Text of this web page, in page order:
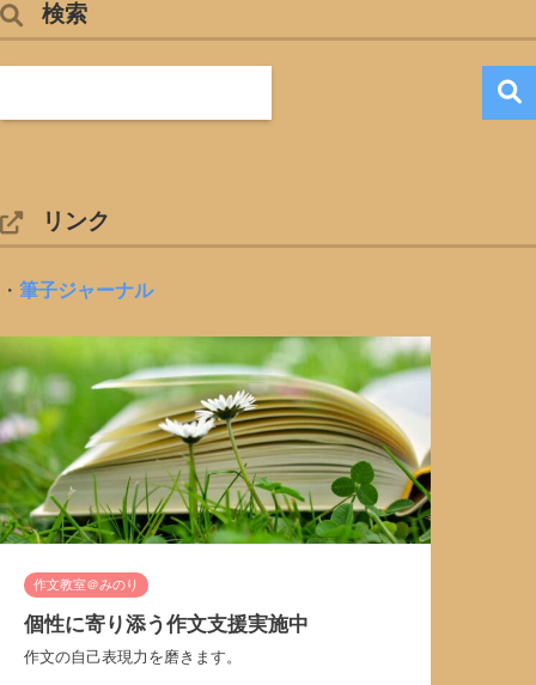
検索
リンク
・ 筆子ジャーナル
作文教室＠みのり
個性に寄り添う作文支援実施中
作文の自己表現力を磨きます。